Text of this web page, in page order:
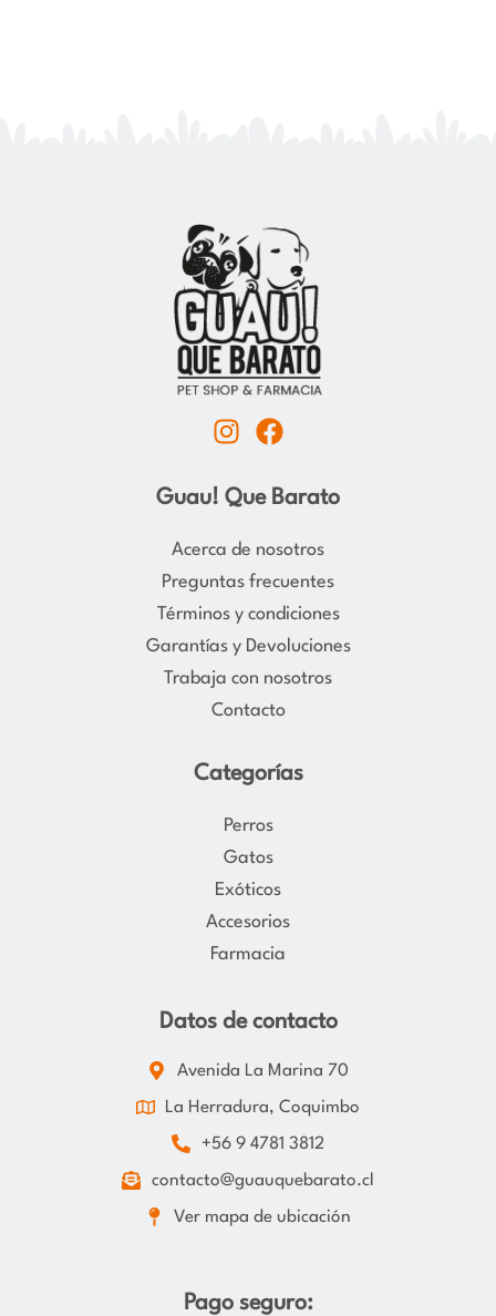
I
s
t
a
r
a
m
F
c
e
b
o
k
Guau! Que Barato
Acerca de nosotros
Preguntas frecuentes
Términos y condiciones
Garantías y Devoluciones
Trabaja con nosotros
Contacto
Categorías
Perros
Gatos
Exóticos
Accesorios
Farmacia
Datos de contacto
Avenida La Marina 70
La Herradura, Coquimbo
+56 9 4781 3812
contacto@guauquebarato.cl
Ver mapa de ubicación
Pago seguro: